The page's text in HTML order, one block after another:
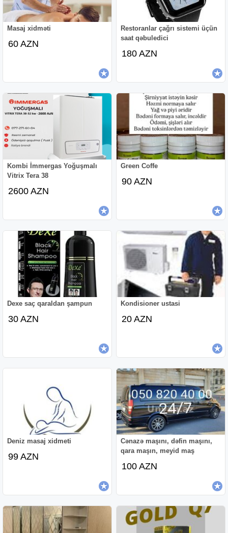
Masaj xidməti
60 AZN
Restoranlar çağrı sistemi üçün
saat qəbuledici
180 AZN
Kombi İmmergas Yoğuşmalı
Vitrix Tera 38
2600 AZN
Green Coffe
90 AZN
Dexe saç qaraldan şampun
30 AZN
Kondisioner ustasi
20 AZN
Deniz masaj xidmeti
99 AZN
Cənazə maşını, dəfin maşını,
qara maşın, meyid maş
100 AZN